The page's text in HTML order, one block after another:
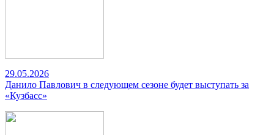
29.05.2026
Данило Павлович в следующем сезоне будет выступать за
«Кузбасс»